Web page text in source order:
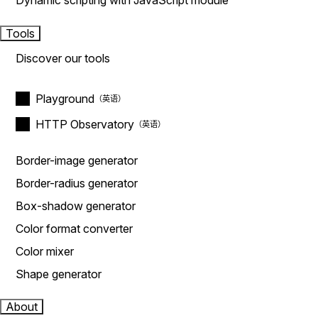
Tools
Discover our tools
Playground
HTTP Observatory
Border-image generator
Border-radius generator
Box-shadow generator
Color format converter
Color mixer
Shape generator
About